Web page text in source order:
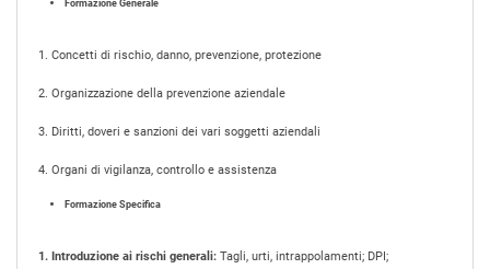
Formazione Generale
1. Concetti di rischio, danno, prevenzione, protezione
2. Organizzazione della prevenzione aziendale
3. Diritti, doveri e sanzioni dei vari soggetti aziendali
4. Organi di vigilanza, controllo e assistenza
Formazione Specifica
1. Introduzione ai rischi generali: Tagli, urti, intrappolamenti; DPI;